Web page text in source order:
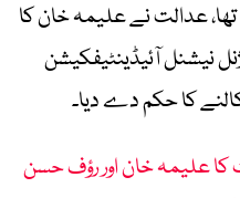
عدالت نے علیمہ خان کا
نیشنل آئیڈینٹیفکیشن
کا حکم دے دیا۔
کا علیمہ خان اور رؤف حسن